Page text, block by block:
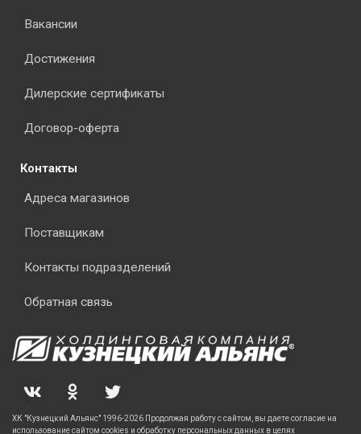
Вакансии
Достижения
Дилерские сертификаты
Договор-оферта
Контакты
Адреса магазинов
Поставщикам
Контакты подразделений
Обратная связь
ХК "Кузнецкий Альянс" 1996-2026 Продолжая работу с сайтом, вы даете согласие на
использование сайтом cookies и обработку персональных данных в целях